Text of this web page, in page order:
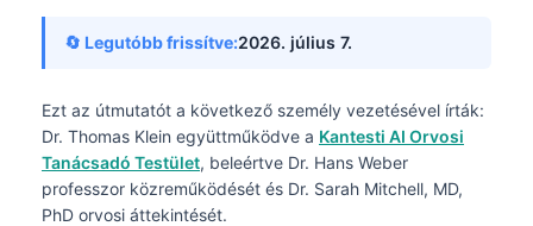
🔄 Legutóbb frissítve:2026. július 7.
Ezt az útmutatót a következő személy vezetésével írták:
Dr. Thomas Klein együttműködve a Kantesti AI Orvosi
Tanácsadó Testület, beleértve Dr. Hans Weber
professzor közreműködését és Dr. Sarah Mitchell, MD,
PhD orvosi áttekintését.